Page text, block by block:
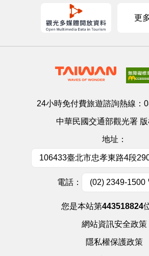
更
24小時免付費旅遊諮詢熱線：
中華民國交通部觀光署
地址：
106433臺北市忠孝東路4段
電話： (02) 2349-1500
您是本站第443518824
網站資訊安全政策
隱私權保護政策